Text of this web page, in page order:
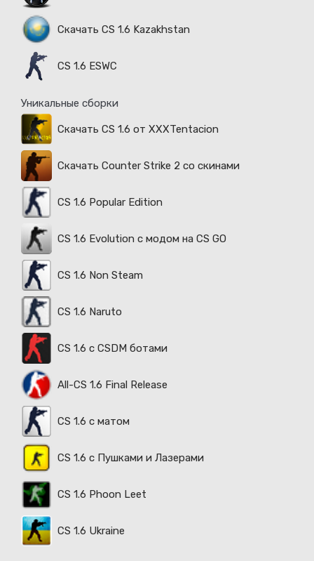
Скачать CS 1.6 Kazakhstan
CS 1.6 ESWC
Уникальные сборки
Скачать CS 1.6 от XXXTentacion
Скачать Counter Strike 2 со скинами
CS 1.6 Popular Edition
CS 1.6 Evolution с модом на CS GO
CS 1.6 Non Steam
CS 1.6 Naruto
CS 1.6 с CSDM ботами
All-CS 1.6 Final Release
CS 1.6 с матом
CS 1.6 с Пушками и Лазерами
CS 1.6 Phoon Leet
CS 1.6 Ukraine